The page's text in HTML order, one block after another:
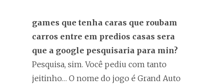
games que tenha caras que roubam
carros entre em predios casas sera
que a google pesquisaria para min?
Pesquisa, sim. Você pediu com tanto
jeitinho… O nome do jogo é Grand Auto